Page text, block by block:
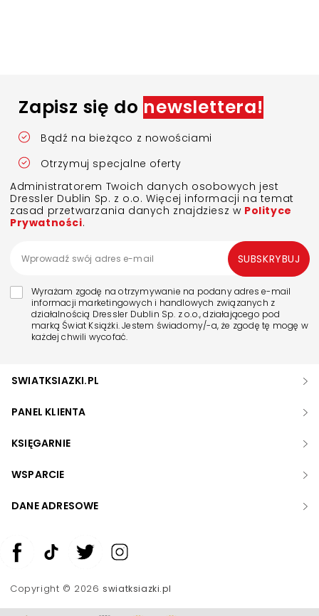
Zapisz się do newslettera!
Bądź na bieżąco z nowościami
Otrzymuj specjalne oferty
Administratorem Twoich danych osobowych jest
Dressler Dublin Sp. z o.o. Więcej informacji na temat
zasad przetwarzania danych znajdziesz w Polityce
Prywatności.
Wyrażam zgodę na otrzymywanie na podany adres e-mail
informacji marketingowych i handlowych związanych z
działalnością Dressler Dublin Sp. z o.o., działającego pod
marką Świat Książki. Jestem świadomy/-a, że zgodę tę mogę w
każdej chwili wycofać.
SUBSKRYBUJ
SWIATKSIAZKI.PL
PANEL KLIENTA
KSIĘGARNIE
WSPARCIE
DANE ADRESOWE
Copyright © 2026swiatksiazki.pl
Zwiększ rozmiar czcionki